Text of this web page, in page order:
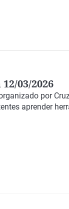
03/2026
por
aprender